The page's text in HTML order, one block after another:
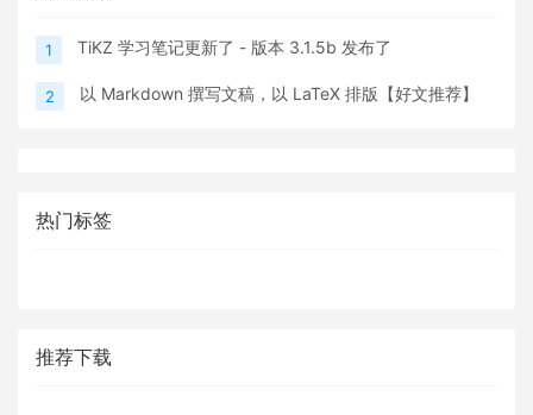
1 TiKZ 学习笔记更新了 - 版本 3.1.5b 发布了
2 以 Markdown 撰写文稿，以 LaTeX 排版【好文推荐】
热门标签
推荐下载